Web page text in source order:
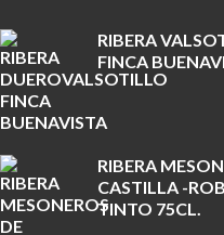
RIBERA
FINCA
RIBERA
CASTILLA -
TINTO 75CL.